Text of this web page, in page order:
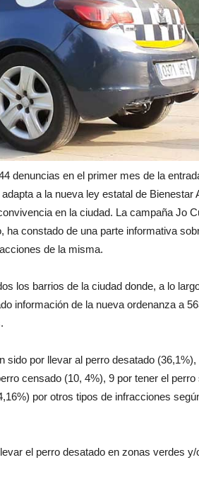
denuncias en el primer mes de la
a la nueva ley estatal de Bienestar
en la ciudad. La campaña Jo
constado de una parte informativa
de la misma.
los barrios de la ciudad donde, a lo
información de la nueva ordenanza a
por llevar al perro desatado (36,1%),
censado (10, 4%), 9 por tener el perro
por otros tipos de infracciones
el perro desatado en zonas verdes y/